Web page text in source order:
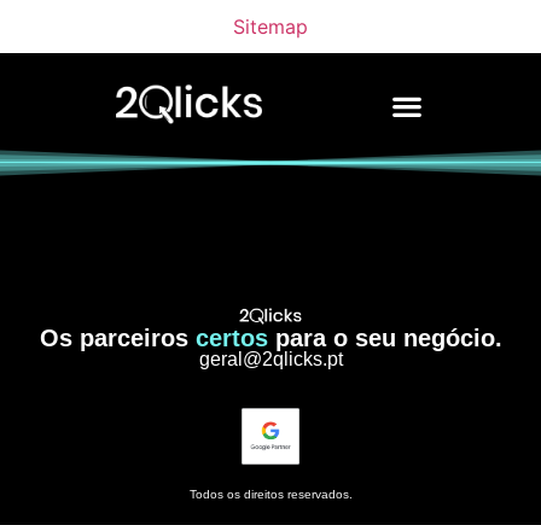
Sitemap
Os parceiros certospara o seu negócio.
geral@2qlicks.pt
Todos os direitos reservados.